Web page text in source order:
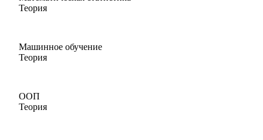
Теория
Машинное обучение
Теория
ООП
Теория